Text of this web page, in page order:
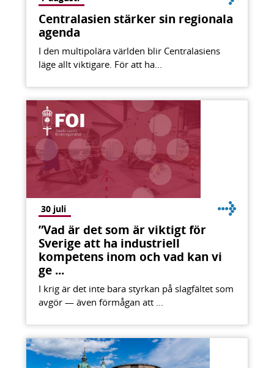
Centralasien stärker sin regionala
agenda
I den multipolära världen blir Centralasiens
läge allt viktigare. För att ha...
30 juli
”Vad är det som är viktigt för
Sverige att ha industriell
kompetens inom och vad kan vi
ge ...
I krig är det inte bara styrkan på slagfältet som
avgör — även förmågan att ...